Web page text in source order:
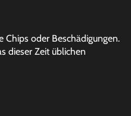
Chips oder Beschädigungen.
dieser Zeit üblichen